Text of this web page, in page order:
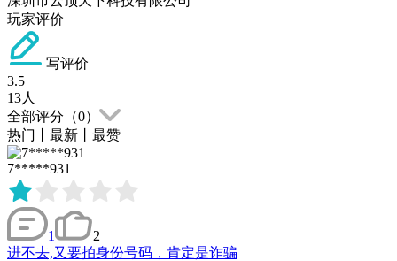
玩家评价
写评价
3.5
13人
全部评分（0）
热门
最新 最赞
7*****931
1
2
进不去,又要拍身份号码，肯定是诈骗